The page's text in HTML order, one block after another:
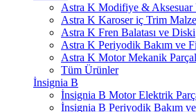
Astra K Modifiye & Aksesuar
Astra K Karoser iç Trim
Astra K Fren Balatası ve Diski
Astra K Periyodik Bakım ve
Astra K Motor Mekanik
Tüm Ürünler
İnsignia B
İnsignia B Motor Elektrik
İnsignia B Periyodik Bakım